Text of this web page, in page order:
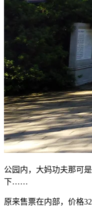
公园内，大妈功夫那可
下……
原来售票在内部，价格